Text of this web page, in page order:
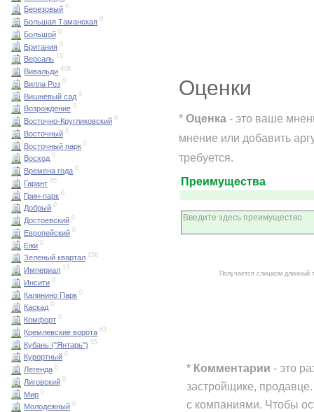
Березовый 0
Большая Таманская 0
Большой 0
Британия 0
Версаль 19
Вивальди 406
Вилла Роз 0
Вишневый сад 0
Возрождение 0
Восточно-Кругликовский 0
Восточный 0
Восточный парк 0
Восход 0
Времена года 0
Гарант 95
Грин-парк 0
Добрый 0
Достоевский 0
Европейский 0
Ежи 0
Зеленый квартал 156
Империал 13
Инсити 0
Калинино Парк 0
Каскад 0
Комфорт 0
Кремлевские ворота 63
Кубань ("Янтарь") 55
Курортный 0
Легенда 0
Лиговский 0
Мир 0
Молодежный 0
Оценки
* Оценка - это ваше
мнение или добавить
требуется.
Преимущества
Получается слишком длинный
* Комментарии - это
застройщике,
с компаниями. Чтобы